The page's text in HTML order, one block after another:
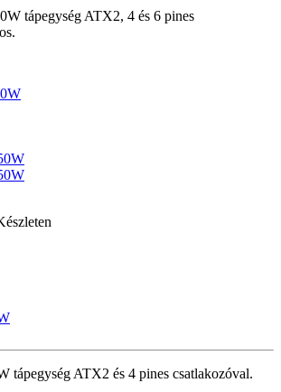
tápegység ATX2, 4 és 6 pines
tápegység ATX2 és 4 pines csatlakozóval.